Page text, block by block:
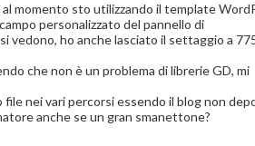
momento sto utilizzando il template
personalizzato del pannello di
vedono, ho anche lasciato il settaggio a
che non è un problema di librerie GD, mi
nei vari percorsi essendo il blog non
anche se un gran smanettone?